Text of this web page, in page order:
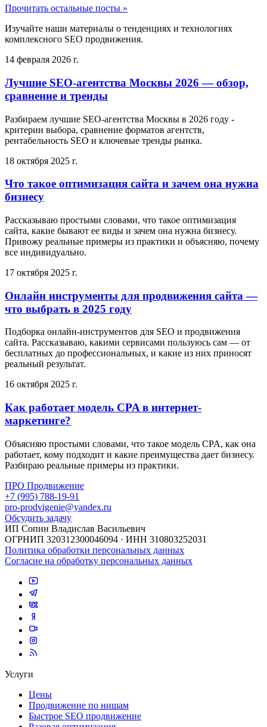
Прочитать остальные посты »
Изучайте наши материалы о тенденциях и технологиях
комплексного SEO продвижения.
14 февраля 2026 г.
Лучшие SEO-агентства Москвы 2026 — обзор,
сравнение и тренды
Разбираем лучшие SEO-агентства Москвы в 2026 году -
критерии выбора, сравнение форматов агентств,
рентабельность SEO и ключевые тренды рынка.
18 октября 2025 г.
Что такое оптимизация сайта и зачем она нужна
бизнесу
Рассказываю простыми словами, что такое оптимизация
сайта, какие бывают ее виды и зачем она нужна бизнесу.
Привожу реальные примеры из практики и объясняю, почему
все индивидуально.
17 октября 2025 г.
Онлайн инструменты для продвижения сайта —
что выбрать в 2025 году
Подборка онлайн-инструментов для SEO и продвижения
сайта. Рассказываю, какими сервисами пользуюсь сам — от
бесплатных до профессиональных, и какие из них приносят
реальный результат.
16 октября 2025 г.
Как работает модель CPA в интернет-
маркетинге?
Объясняю простыми словами, что такое модель CPA, как она
работает, кому подходит и какие преимущества дает бизнесу.
Разбираю реальные примеры из практики.
ПРО Продвижение
+7 (995) 788-19-91
pro-prodvigenie@yandex.ru
Обсудить задачу
ИП Сопин Владислав Васильевич
ОГРНИП 320312300046094 · ИНН 310803252031
Политика обработки персональных данных
Согласие на обработку персональных данных
Услуги
Цены
Продвижение по нишам
Быстрое SEO продвижение